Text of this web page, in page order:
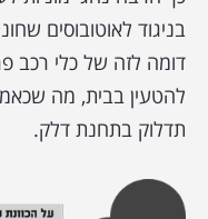
בניגוד לאוטובוסים
דומה לזה של כלי רכב
להטעין בבית, מה
תדלוק בתחנת דלק.